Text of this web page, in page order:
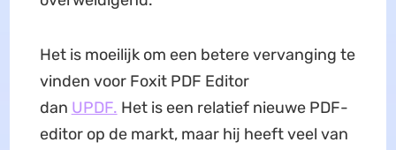
Het is moeilijk om een betere vervanging te
vinden voor Foxit PDF Editor
dan UPDF. Het is een relatief nieuwe PDF-
editor op de markt, maar hij heeft veel van